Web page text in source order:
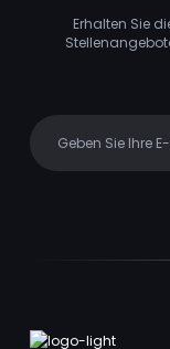
Erhalten Sie